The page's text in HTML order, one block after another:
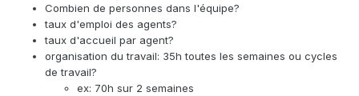
Combien de personnes dans l'équipe?
taux d'emploi des agents?
taux d'accueil par agent?
organisation du travail: 35h toutes les semaines ou cycles
de travail?
ex: 70h sur 2 semaines